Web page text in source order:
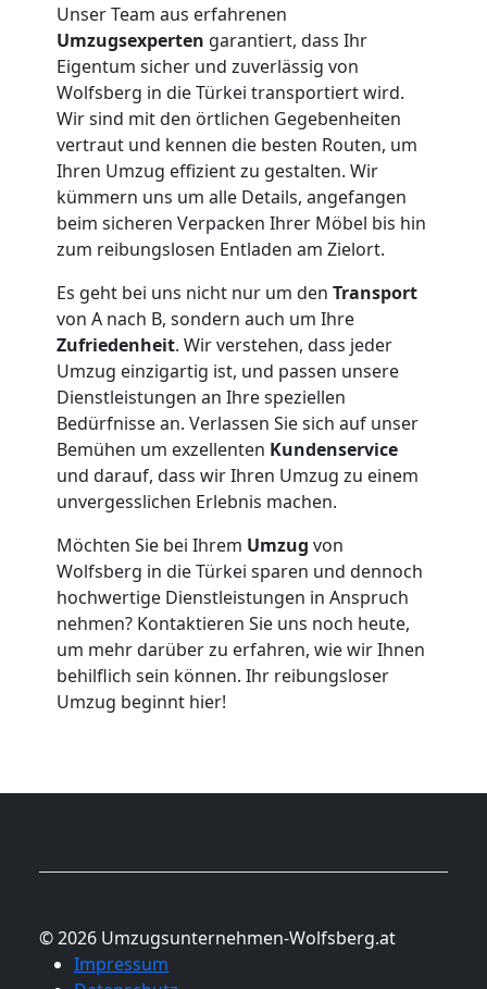
Unser Team aus erfahrenen
Umzugsexperten garantiert, dass Ihr
Eigentum sicher und zuverlässig von
Wolfsberg in die Türkei transportiert wird.
Wir sind mit den örtlichen Gegebenheiten
vertraut und kennen die besten Routen, um
Ihren Umzug effizient zu gestalten. Wir
kümmern uns um alle Details, angefangen
beim sicheren Verpacken Ihrer Möbel bis hin
zum reibungslosen Entladen am Zielort.
Es geht bei uns nicht nur um den Transport
von A nach B, sondern auch um Ihre
Zufriedenheit. Wir verstehen, dass jeder
Umzug einzigartig ist, und passen unsere
Dienstleistungen an Ihre speziellen
Bedürfnisse an. Verlassen Sie sich auf unser
Bemühen um exzellenten Kundenservice
und darauf, dass wir Ihren Umzug zu einem
unvergesslichen Erlebnis machen.
Möchten Sie bei Ihrem Umzug von
Wolfsberg in die Türkei sparen und dennoch
hochwertige Dienstleistungen in Anspruch
nehmen? Kontaktieren Sie uns noch heute,
um mehr darüber zu erfahren, wie wir Ihnen
behilflich sein können. Ihr reibungsloser
Umzug beginnt hier!
© 2026 Umzugsunternehmen-Wolfsberg.at
Impressum